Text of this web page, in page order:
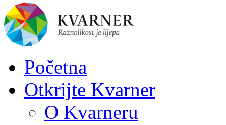
Početna
Otkrijte Kvarner
O Kvarneru